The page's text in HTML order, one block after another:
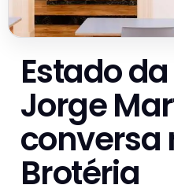
Estado
Jorge
conversa
Brotéria